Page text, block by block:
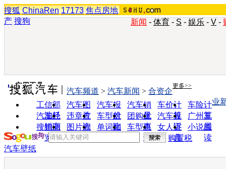
搜狐 ChinaRen 17173 焦点房地
产 搜狗 新闻 - 体育 - S - 娱乐 - V -
实用工具 更多>>
工信部
油耗
汽车图
片
汽车报
价
汽车销
量
车价计
算
车险计
算
汽车经
销商
违章查
询
车型对
比
团购优
惠
汽车投
诉
广州车
展
搜狗浏
览器
图片欣
赏
单词翻
车型查
询
女人宝
典
小说阅
读
汽车频道 > 汽车新闻 > 合资企
业
购置税
汽车壁纸